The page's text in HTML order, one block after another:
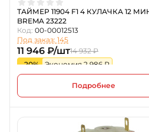
ТАЙМЕР 11904 F1 4 КУЛАЧКА 12
BREMA 23222
Код: 00-00012513
Под заказ: 145
11 946 ₽/шт14 932 ₽
-20%
Экономия 2 986 ₽
Подробнее